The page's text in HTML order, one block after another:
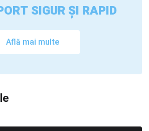
SIGUR ȘI RAPID
Află mai multe